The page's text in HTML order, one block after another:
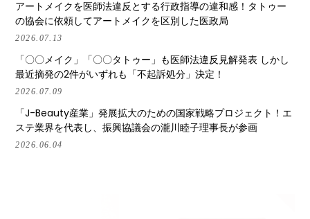
アートメイクを医師法違反とする行政指導の違和感！タトゥー
の協会に依頼してアートメイクを区別した医政局
2026.07.13
「〇〇メイク」「〇〇タトゥー」も医師法違反見解発表 しかし
最近摘発の2件がいずれも「不起訴処分」決定！
2026.07.09
「J-Beauty産業」発展拡大のための国家戦略プロジェクト！エ
ステ業界を代表し、振興協議会の瀧川睦子理事長が参画
2026.06.04